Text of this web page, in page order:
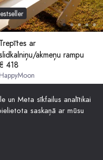
Trepītes ar
akmeņu rampu
418
un Meta sīkfailus analītikai
saskaņā ar mūsu